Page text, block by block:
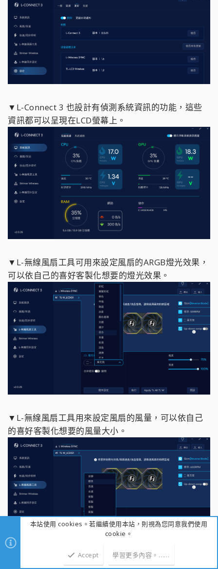
▼L-Connect 3 也設計有偵測系統資訊的功能，這些
資訊都可以呈現在LCD螢幕上。
▼L-無線風扇工具可用來設定風扇的ARGB燈光效果，
可以依自己的喜好客製化想要的燈光效果。
▼L-無線風扇工具用來設定風扇的風量，可以依自己
的喜好客製化想要的風量大小。
本站使用 cookies。若繼續使用本站，則視為您同意我們使用
cookie。
Accept 學習更多內容。……